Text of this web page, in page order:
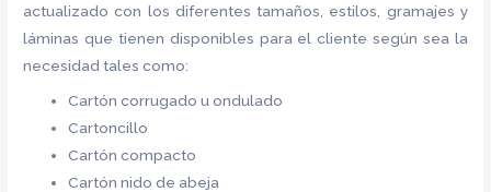
actualizado con los diferentes tamaños, estilos, gramajes y
láminas que tienen disponibles para el cliente según sea la
necesidad tales como:
Cartón corrugado u ondulado
Cartoncillo
Cartón compacto
Cartón nido de abeja